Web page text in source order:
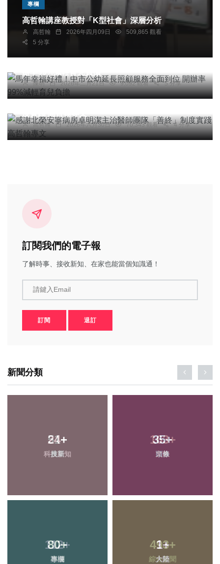
專欄
高哲翰講座教授對「K型社會」深層分析
高哲翰 2026年四月09日
509,865 觀看
5 分享
綜合新聞
馬年幸福好禮！中市公幼延長照顧服務全面到位 開
陳明 2026年二月21日 9,092 觀看 5 分享
專欄
感謝北榮安寧病房卓明潔主治醫師團隊「善終」制
高哲翰 2026年六月30日 70,343 觀看 4 分享
訂閱我們的電子報
了解時事、接收新知、在家也能當個知識通！
請鍵入Email
訂閱 退訂
新聞分類
24+
科技新知
35+
頭條
80+
專欄
1+
大陸